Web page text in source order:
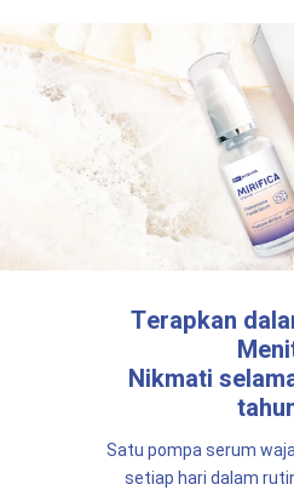
Terapkan
Nikmati
Satu pompa serum
setiap hari dalam